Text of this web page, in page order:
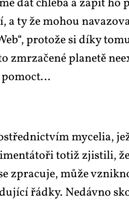
dát chle­ba a za­pít
a ty že mo­hou
pro­to­že si dí­ky
zmr­za­če­né pla­ne­tě
po­moct…
my­ce­lia,
totiž zjis­ti­li,
zpra­cu­je, mů­že
řád­ky. Ne­dáv­no